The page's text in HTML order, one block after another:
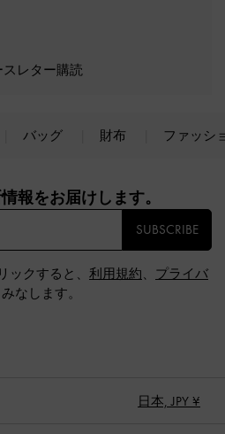
レター購読
バッグ 財布 ファッシ
報をお届けします。​
SUBSCRIBE
クすると、 利用規約、 プライバ
なします。
日本, JPY ¥